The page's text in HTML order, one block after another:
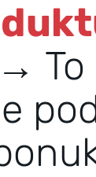
→ To